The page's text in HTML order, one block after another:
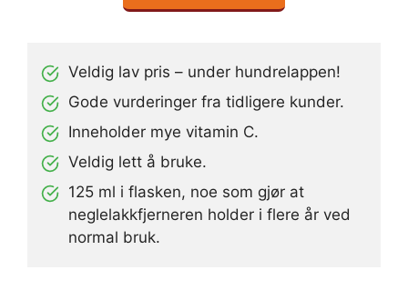
Veldig lav pris – under hundrelappen!
Gode vurderinger fra tidligere kunder.
Inneholder mye vitamin C.
Veldig lett å bruke.
125 ml i flasken, noe som gjør at
neglelakkfjerneren holder i flere år ved
normal bruk.